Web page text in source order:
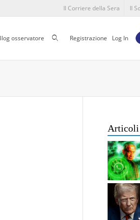
Il Corriere della Sera Il
osservatore CercaRegistrazione Log In
Articoli